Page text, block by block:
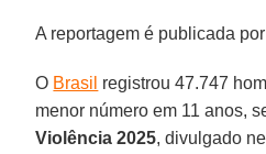
A reportagem é publicada por
O Brasil registrou 47.747
menor número em 11 anos,
Violência 2025, divulgado